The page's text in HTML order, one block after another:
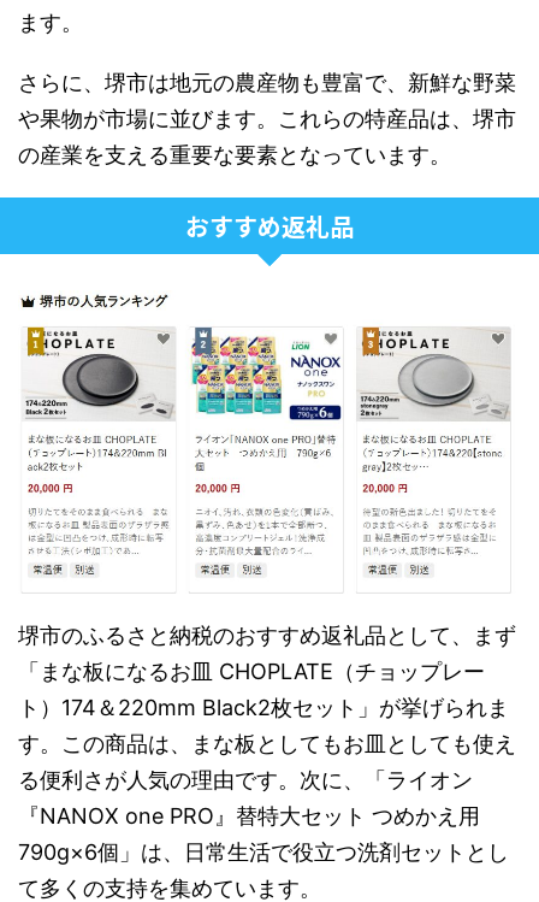
ます。
さらに、堺市は地元の農産物も豊富で、新鮮な野菜
や果物が市場に並びます。これらの特産品は、堺市
の産業を支える重要な要素となっています。
おすすめ返礼品
堺市のふるさと納税のおすすめ返礼品として、まず
「まな板になるお皿 CHOPLATE（チョップレー
ト）174＆220mm Black2枚セット」が挙げられま
す。この商品は、まな板としてもお皿としても使え
る便利さが人気の理由です。次に、「ライオン
『NANOX one PRO』替特大セット つめかえ用
790g×6個」は、日常生活で役立つ洗剤セットとし
て多くの支持を集めています。